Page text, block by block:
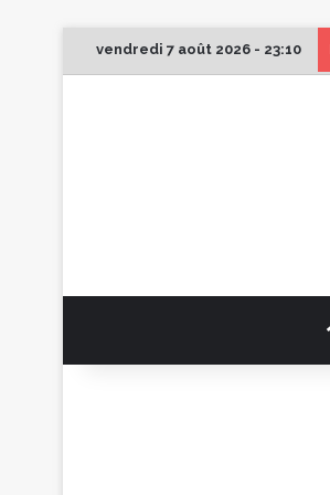
vendredi 7 août 2026 - 23:10